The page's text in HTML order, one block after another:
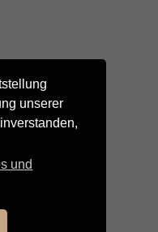
unserer
und